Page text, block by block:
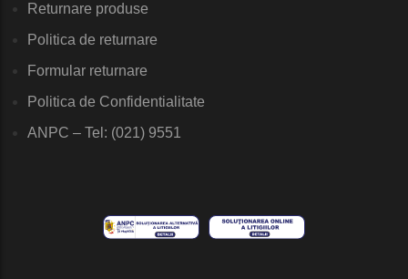
Returnare produse
Politica de returnare
Formular returnare
Politica de Confidentialitate
ANPC – Tel: (021) 9551